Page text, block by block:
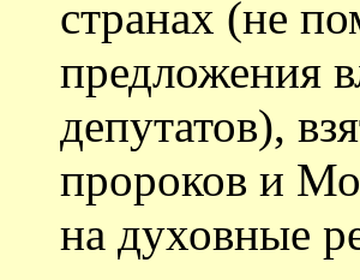
странах (не
предложения
депутатов),
пророков и
на духовные